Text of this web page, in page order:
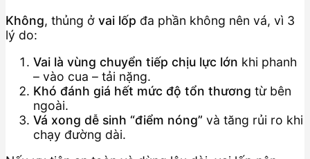
Không, thủng ở vai lốp đa phần không nên vá, vì 3
lý do:
Vai là vùng chuyển tiếp chịu lực lớn khi phanh
– vào cua – tải nặng.
Khó đánh giá hết mức độ tổn thương từ bên
ngoài.
Vá xong dễ sinh “điểm nóng” và tăng rủi ro khi
chạy đường dài.